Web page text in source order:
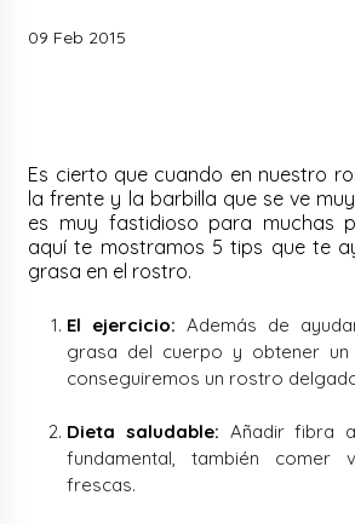
09 Feb 2015
Es cierto que cuando en nuestro
la frente y la barbilla que se ve
es muy fastidioso para muchas
aquí te mostramos 5 tips que te
grasa en el rostro.
El ejercicio: Además de
grasa del cuerpo y obtener
conseguiremos un rostro
Dieta saludable: Añadir fibra
fundamental, también comer
frescas.